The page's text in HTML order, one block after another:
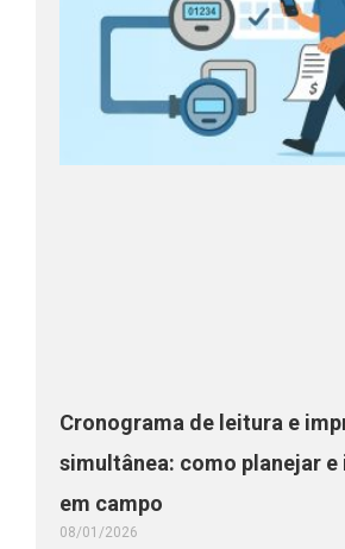
Cronograma de leitura e
simultânea: como planejar
em campo
08/01/2026